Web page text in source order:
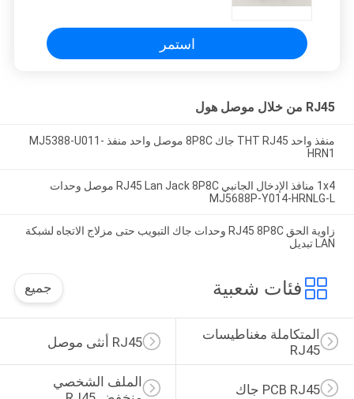
استمر
RJ45 من خلال موصل هول
منفذ واحد THT RJ45 جاك 8P8C موصل واحد منفذ MJ5388-U011-
HRN1
1x4 منافذ الإدخال الجانبي RJ45 Lan Jack 8P8C موصل وحدات
MJ5688P-Y014-HRNLG-L
زاوية الحق RJ45 8P8C وحدات جاك التبويب حتى مزلاج الاتجاه لشبكة
LAN تبديل
فئات شعبية جميع
RJ45 أنثى موصل
المتكاملة مغناطيسات
RJ45
الملف الشخصي
PCB RJ45 جاك